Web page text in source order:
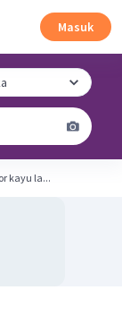
Masuk
kayu la...